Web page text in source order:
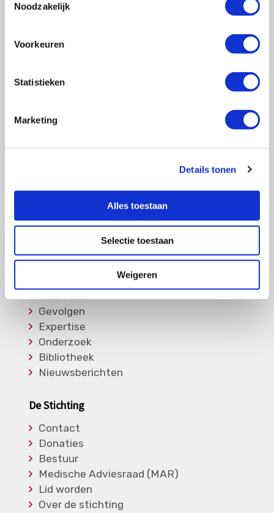
Noodzakelijk
Voorkeuren
Statistieken
Marketing
Details tonen
Alles toestaan
Selectie toestaan
Weigeren
Vragen?
of bel ons op:
Ziektebeelden
EGPA
RCA
Overige Vasculitiden
Informatie
Soorten Vasculitis
Medicatie
Gevolgen
Expertise
Onderzoek
Bibliotheek
Nieuwsberichten
De Stichting
Contact
Donaties
Bestuur
Medische Adviesraad (MAR)
Lid worden
Over de stichting